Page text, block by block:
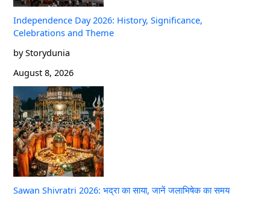
Independence Day 2026: History, Significance,
Celebrations and Theme
by Storydunia
August 8, 2026
Sawan Shivratri 2026: भद्रा का साया, जानें जलाभिषेक का समय